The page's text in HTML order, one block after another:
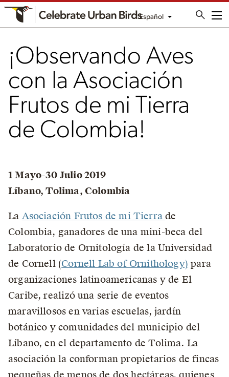
Español
¡Observando Aves
con la Asociación
Frutos de mi Tierra
de Colombia!
1 Mayo-30 Julio 2019
Líbano, Tolima, Colombia
La Asociación Frutos de mi Tierrade
Colombia, ganadores de una mini-beca del
Laboratorio de Ornitología de la Universidad
de Cornell (Cornell Lab of Ornithology) para
organizaciones latinoamericanas y de El
Caribe, realizó una serie de eventos
maravillosos en varias escuelas, jardín
botánico y comunidades del municipio del
Líbano, en el departamento de Tolima. La
asociación la conforman propietarios de fincas